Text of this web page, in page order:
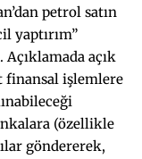
petrol satın
yaptırım”
açık
finansal işlemlere
(özellikle
göndererek,